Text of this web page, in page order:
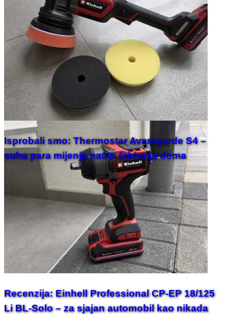
Isprobali smo: Thermostar Avantgarde S4 –
suha para mijenja način čišćenja doma
Recenzija: Einhell Professional CP-EP 18/125
Li BL-Solo – za sjajan automobil kao nikada